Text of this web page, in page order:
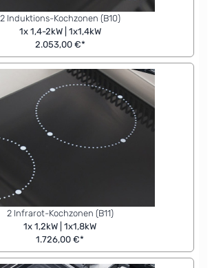
2 Induktions-Kochzonen (B10)
1x 1,4-2kW | 1x1,4kW
2.053,00 €*
2 Infrarot-Kochzonen (B11)
1x 1,2kW | 1x1,8kW
1.726,00 €*